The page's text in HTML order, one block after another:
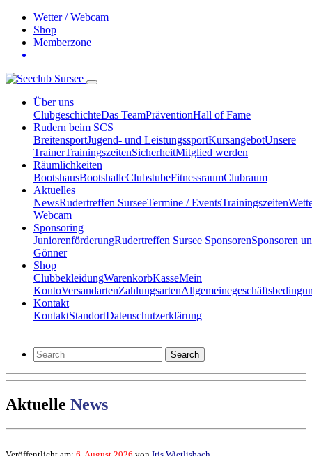
Wetter / Webcam
Shop
Memberzone
Über uns
ClubgeschichteDas TeamPräventionHall of Fame
Rudern beim SCS
BreitensportJugend- und LeistungssportKursangebotUnsere
TrainerTrainingszeitenSicherheitMitglied werden
Räumlichkeiten
BootshausBootshalleClubstubeFitnessraumClubraum
Aktuelles
NewsRudertreffen SurseeTermine / EventsTrainingszeiten
Webcam
Sponsoring
JuniorenförderungRudertreffen Sursee SponsorenSponsoren
Gönner
Shop
ClubbekleidungWarenkorbKasseMein
KontoVersandartenZahlungsarten
Kontakt
KontaktStandortDatenschutzerklärung
Search
Aktuelle News